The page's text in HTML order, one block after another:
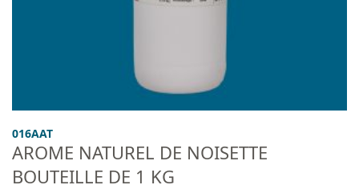
016AAT
AROME NATUREL DE NOISETTE
BOUTEILLE DE 1 KG